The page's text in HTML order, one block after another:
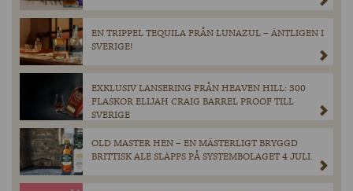
EN TRIPPEL TEQUILA FRÅN LUNAZUL – ÄNTLIGEN I
SVERIGE!
EXKLUSIV LANSERING FRÅN HEAVEN HILL: 300
FLASKOR ELIJAH CRAIG BARREL PROOF TILL
SVERIGE
OLD MASTER HEN – EN MÄSTERLIGT BRYGGD
BRITTISK ALE SLÄPPS PÅ SYSTEMBOLAGET 4 JULI.